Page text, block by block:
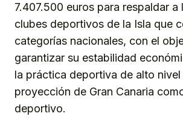
7.407.500 euros para respaldar a
clubes deportivos de la Isla que
categorías nacionales, con el
garantizar su estabilidad
la práctica deportiva de alto
proyección de Gran Canaria
deportivo.